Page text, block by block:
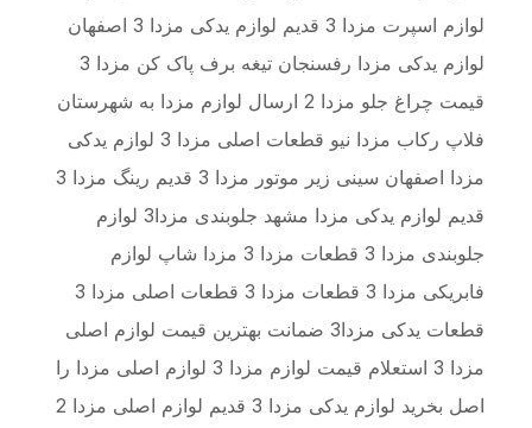
لوازم اسپرت مزدا 3 قدیم لوازم یدکی مزدا 3 اصفهان
لوازم یدکی مزدا رفسنجان تیغه برف پاک کن مزدا 3
قیمت چراغ جلو مزدا 2 ارسال لوازم مزدا به شهرستان
فلاپ رکاب مزدا نیو قطعات اصلی مزدا 3 لوازم یدکی
مزدا اصفهان سینی زیر موتور مزدا 3 قدیم رینگ مزدا 3
قدیم لوازم یدکی مزدا مشهد جلوبندی مزدا3 لوازم
جلوبندی مزدا 3 قطعات مزدا 3 مزدا شاپ لوازم
فابریکی مزدا 3 قطعات مزدا 3 قطعات اصلی مزدا 3
قطعات یدکی مزدا3 ضمانت بهترین قیمت لوازم اصلی
مزدا 3 استعلام قیمت لوازم مزدا 3 لوازم اصلی مزدا را
اصل بخرید لوازم یدکی مزدا 3 قدیم لوازم اصلی مزدا 2